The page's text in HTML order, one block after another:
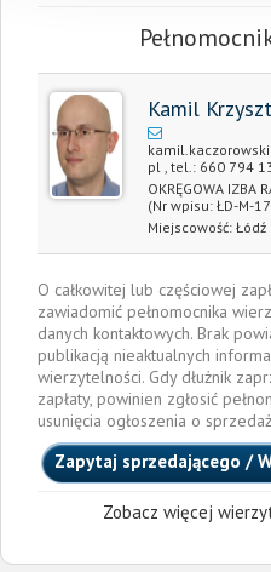
Kamil
pl , tel.: 660 794
OKRĘGOWA IZBA
(Nr wpisu: ŁD-M-
Miejscowość: Łódź
O całkowitej lub częściowej
zawiadomić pełnomocnika
danych kontaktowych. Brak
publikacją nieaktualnych
wierzytelności. Gdy dłużnik
zapłaty, powinien zgłosić
usunięcia ogłoszenia o
Zapytaj sprzedającego /
Zobacz więcej